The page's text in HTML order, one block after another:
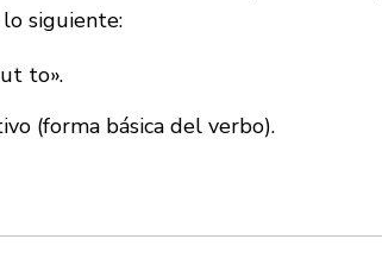
siguiente:
to».
(forma básica del verbo).